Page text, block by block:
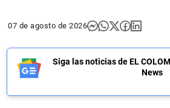
07 de agosto de 2026
Siga las noticias de EL
News